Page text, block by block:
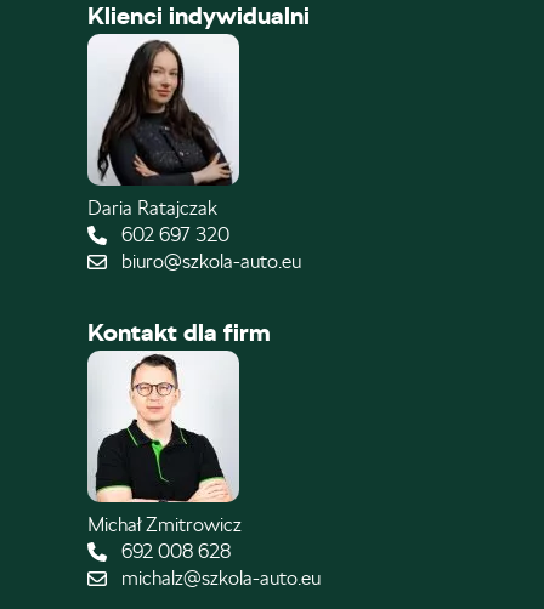
Klienci indywidualni
Daria Ratajczak
602 697 320
biuro@szkola-auto.eu
Kontakt dla firm
Michał Zmitrowicz
692 008 628
michalz@szkola-auto.eu